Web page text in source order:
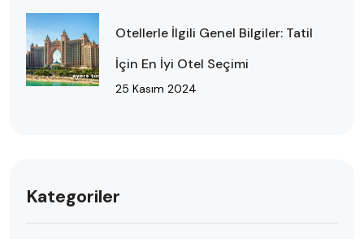
Otellerle İlgili Genel Bilgiler: Tatil
İçin En İyi Otel Seçimi
25 Kasım 2024
Kategoriler